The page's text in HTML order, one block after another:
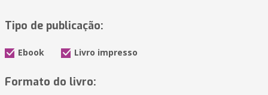
Tipo de publicação:
Ebook Livro impresso
Formato do livro: